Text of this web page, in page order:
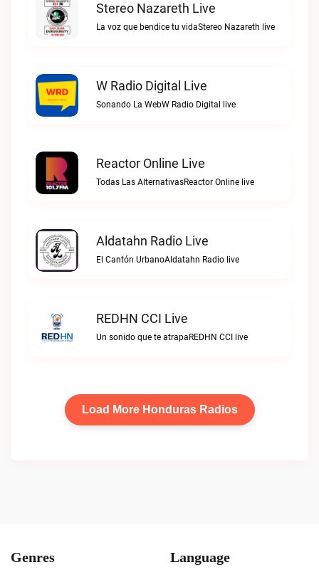
Stereo Nazareth Live
La voz que bendice tu vidaStereo Nazareth live
W Radio Digital Live
Sonando La WebW Radio Digital live
Reactor Online Live
Todas Las AlternativasReactor Online live
Aldatahn Radio Live
El Cantón UrbanoAldatahn Radio live
REDHN CCI Live
Un sonido que te atrapaREDHN CCI live
Load More Honduras Radios
Genres Language